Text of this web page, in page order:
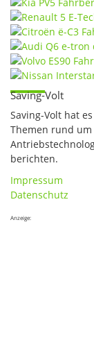
Saving-Volt
Saving-Volt hat
Themen rund
berichten.
Impressum
Datenschutz
Anzeige: